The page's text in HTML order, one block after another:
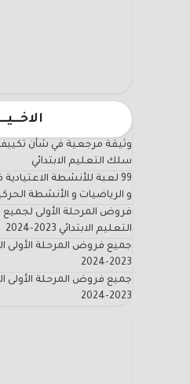
وثيقة مرجعية في شأن تكييف
سلك التعليم الابتدائي
99 لعبة للأنشطة
و الرياضيات و الأنشطة
فروض المرحلة الأولى
التعليم الابتدائي 2023-2024
جميع فروض المرحلة
2023-2024
جميع فروض المرحلة
2023-2024